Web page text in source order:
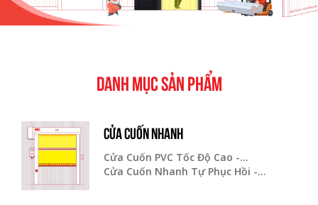
DANH MỤC SẢN PHẨM
CỬA CUỐN NHANH
Cửa Cuốn PVC Tốc Độ Cao -...
Cửa Cuốn Nhanh Tự Phục Hồi -...